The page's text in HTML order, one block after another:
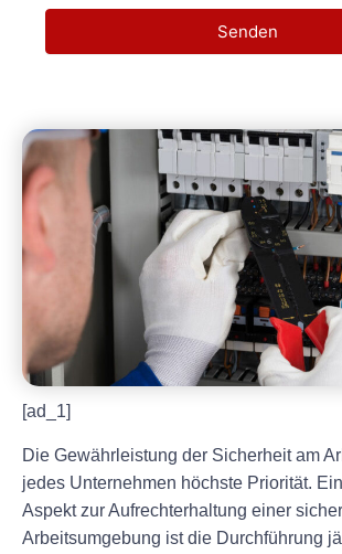
Senden
[ad_1]
Die Gewährleistung der Sicherheit am
jedes Unternehmen höchste Priorität.
Aspekt zur Aufrechterhaltung einer
Arbeitsumgebung ist die Durchführung